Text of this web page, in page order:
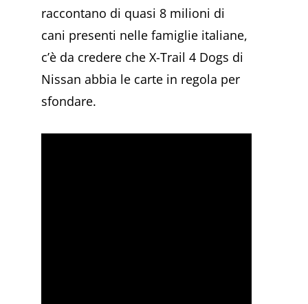
raccontano di quasi 8 milioni di
cani presenti nelle famiglie italiane,
c’è da credere che X-Trail 4 Dogs di
Nissan abbia le carte in regola per
sfondare.